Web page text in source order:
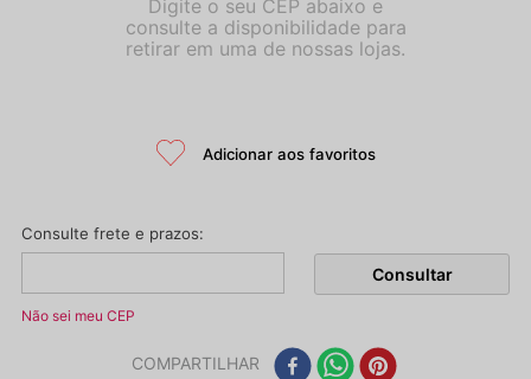
Não sei meu CEP
COMPARTILHAR